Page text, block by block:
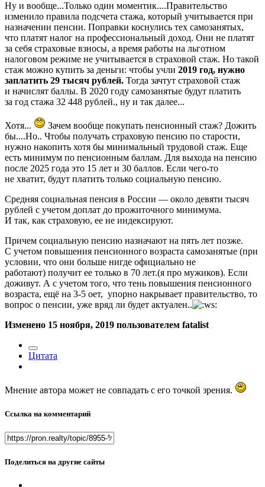
Ну и вообще...Только один моментик....Правительство
изменило правила подсчета стажа, который учитывается при
назначении пенсии. Поправки коснулись тех самозанятых,
что платят налог на профессиональный доход. Они не платят
за себя страховые взносы, а время работы на льготном
налоговом режиме не учитывается в страховой стаж. Но такой
стаж можно купить за деньги: чтобы учли 2019 год, нужно
заплатить 29 тысяч рублей. Тогда зачтут страховой стаж
и начислят баллы. В 2020 году самозанятые будут платить
за год стажа 32 448 рублей., ну и так далее...
Хотя...
Зачем вообще покупать пенсионный стаж? Дожить
бы....Но.. Чтобы получать страховую пенсию по старости,
нужно накопить хотя бы минимальный трудовой стаж. Еще
есть минимум по пенсионным баллам. Для выхода на пенсию
после 2025 года это 15 лет и 30 баллов. Если чего-то
не хватит, будут платить только социальную пенсию.
Средняя социальная пенсия в России — около девяти тысяч
рублей с учетом доплат до прожиточного минимума.
И так, как страховую, ее не индексируют.
Причем социальную пенсию назначают на пять лет позже.
С учетом повышения пенсионного возраста самозанятые (при
условии, что они больше нигде официально не
работают) получит ее только в 70 лет.(я про мужиков). Если
доживут. А с учетом того, что тень повышения пенсионного
возраста, ещё на 3-5 оет, упорно накрывает правительство, то
вопрос о пенсии, уже вряд ли будет актуален..
Изменено 15 ноября, 2019 пользователем fatalist
Цитата
Мнение автора может не совпадать с его точкой зрения.
Ссылка на комментарий
Поделиться на другие сайты